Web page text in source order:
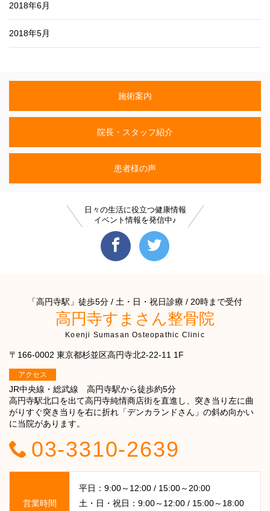
2018年6月
2018年5月
施術案内
院長・スタッフ紹介
患者様の声
日々の生活に役立つ健康情報
イベント情報を発信中♪
「高円寺駅」徒歩5分 / 土・日・祝日診療 / 20時まで受付
高円寺すまさん整骨院
Koenji Sumasan Osteopathic Clinic
〒166-0002 東京都杉並区高円寺北2-22-11 1F
アクセス
JR中央線・総武線 高円寺駅から徒歩約5分
高円寺駅北口を出て高円寺純情商店街を直進し、突き当り左に曲
がりすぐ突き当りを右に折れ「デンカランドさん」の斜め向かい
に当院があります。
03-3310-2639
営業時間
平日：9:00～12:00 / 15:00～20:00
土・日・祝日：9:00～12:00 / 15:00～18:00